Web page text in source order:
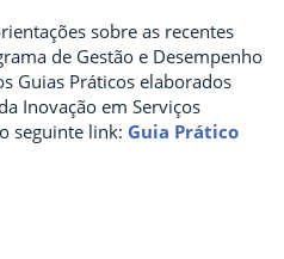
sobre as recentes
de Gestão e Desempenho
Guias Práticos elaborados
Inovação em Serviços
seguinte link: Guia Prático